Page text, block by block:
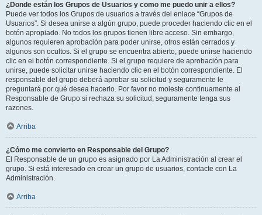
¿Donde están los Grupos de Usuarios y como me puedo unir a ellos?
Puede ver todos los Grupos de usuarios a través del enlace “Grupos de
Usuarios”. Si desea unirse a algún grupo, puede proceder haciendo clic en el
botón apropiado. No todos los grupos tienen libre acceso. Sin embargo,
algunos requieren aprobación para poder unirse, otros están cerrados y
algunos son ocultos. Si el grupo se encuentra abierto, puede unirse haciendo
clic en el botón correspondiente. Si el grupo requiere de aprobación para
unirse, puede solicitar unirse haciendo clic en el botón correspondiente. El
responsable del grupo deberá aprobar su solicitud y seguramente le
preguntará por qué desea hacerlo. Por favor no moleste continuamente al
Responsable de Grupo si rechaza su solicitud; seguramente tenga sus
razones.
Arriba
¿Cómo me convierto en Responsable del Grupo?
El Responsable de un grupo es asignado por La Administración al crear el
grupo. Si está interesado en crear un grupo de usuarios, contacte con La
Administración.
Arriba